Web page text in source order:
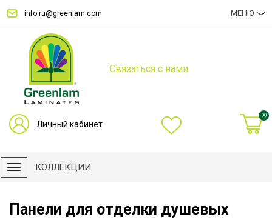
info.ru@greenlam.com МЕНЮ
Связаться с нами
Личный кабинет
(0)
КОЛЛЕКЦИИ
Панели для отделки душевых